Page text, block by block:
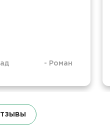
- Роман